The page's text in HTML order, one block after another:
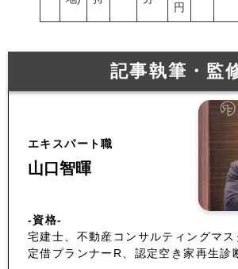
円
記事執筆・監
エキスパート職
山口智暉
-資格-
宅建士、不動産コンサルティングマス
定借プランナーR、認定空き家再生診